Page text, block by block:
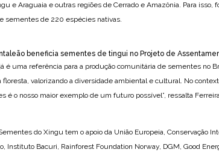
e Araguaia e outras regiões de Cerrado e Amazônia. Para isso,
sementes de 220 espécies nativas.
beneficia sementes de tingui no Projeto de
é uma referência para a produção comunitária de sementes no
floresta, valorizando a diversidade ambiental e cultural. No
é o nosso maior exemplo de um futuro possível”, ressalta
do Xingu tem o apoio da União Europeia, Conservação
Instituto Bacuri, Rainforest Foundation Norway, DGM, Good